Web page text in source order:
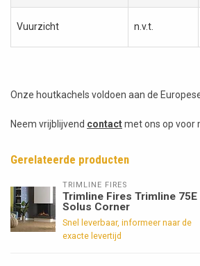
Vuurzicht n.v.t.
Onze houtkachels voldoen aan de
Neem vrijblijvend contactmet ons op voor
Gerelateerde producten
TRIMLINE FIRES
Trimline Fires Trimline 75E
Solus Corner
Snel leverbaar, informeer naar de
exacte levertijd